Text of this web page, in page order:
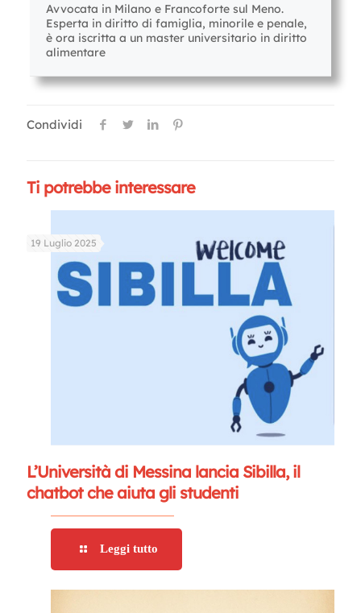
Avvocata in Milano e Francoforte sul Meno.
Esperta in diritto di famiglia, minorile e penale,
è ora iscritta a un master universitario in diritto
alimentare
Condividi
Ti potrebbe interessare
19 Luglio 2025
L’Università di Messina lancia Sibilla, il
chatbot che aiuta gli studenti
Leggi tutto